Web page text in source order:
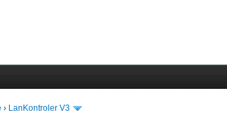
› LanKontroler V3